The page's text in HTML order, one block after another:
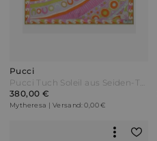
Pucci
Pucci Tuch Soleil aus Seiden-Twill Bunt
380,00 €
Mytheresa | Versand: 0,00 €